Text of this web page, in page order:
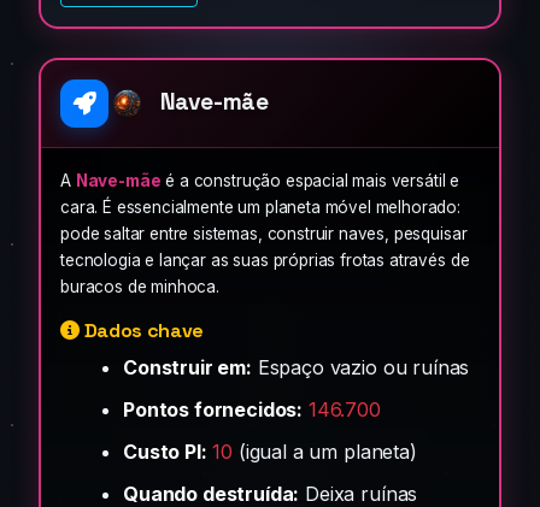
Nave-mãe
A Nave-mãe é a construção espacial mais versátil e
cara. É essencialmente um planeta móvel melhorado:
pode saltar entre sistemas, construir naves, pesquisar
tecnologia e lançar as suas próprias frotas através de
buracos de minhoca.
Dados chave
Construir em: Espaço vazio ou ruínas
Pontos fornecidos: 146.700
Custo PI: 10 (igual a um planeta)
Quando destruída: Deixa ruínas